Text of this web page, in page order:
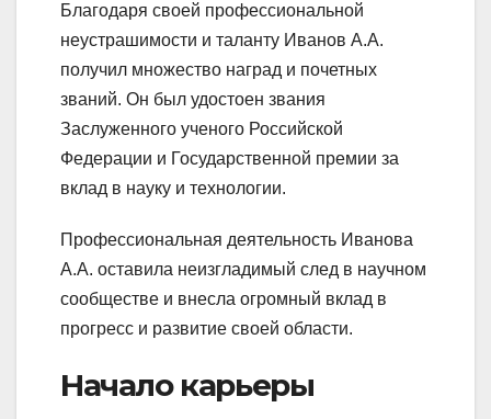
Благодаря своей профессиональной
неустрашимости и таланту Иванов А.А.
получил множество наград и почетных
званий. Он был удостоен звания
Заслуженного ученого Российской
Федерации и Государственной премии за
вклад в науку и технологии.
Профессиональная деятельность Иванова
А.А. оставила неизгладимый след в научном
сообществе и внесла огромный вклад в
прогресс и развитие своей области.
Начало карьеры